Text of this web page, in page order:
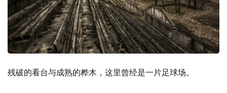
残破的看台与成熟的桦木，这里曾经是一片足球场。